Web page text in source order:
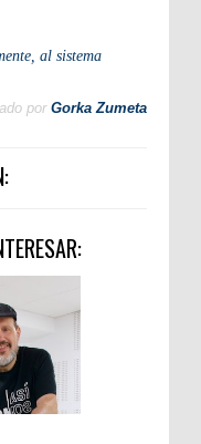
al sistema
por Gorka Zumeta